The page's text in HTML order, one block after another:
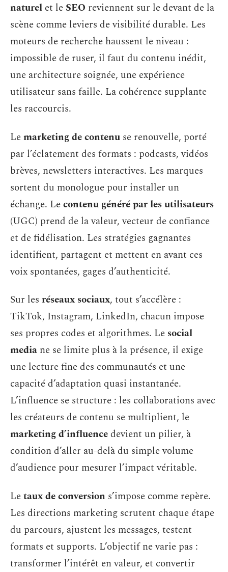
naturel et le SEO reviennent sur le devant de la
scène comme leviers de visibilité durable. Les
moteurs de recherche haussent le niveau :
impossible de ruser, il faut du contenu inédit,
une architecture soignée, une expérience
utilisateur sans faille. La cohérence supplante
les raccourcis.
Lemarketing de contenu se renouvelle, porté
par l’éclatement des formats : podcasts, vidéos
brèves, newsletters interactives. Les marques
sortent du monologue pour installer un
échange. Lecontenu généré par les utilisateurs
(UGC) prend de la valeur, vecteur de confiance
et de fidélisation. Les stratégies gagnantes
identifient, partagent et mettent en avant ces
voix spontanées, gages d’authenticité.
Sur les réseaux sociaux, tout s’accélère :
TikTok, Instagram, LinkedIn, chacun impose
ses propres codes et algorithmes. Le social
media ne se limite plus à la présence, il exige
une lecture fine des communautés et une
capacité d’adaptation quasi instantanée.
L’influence se structure : les collaborations avec
les créateurs de contenu se multiplient, le
marketing d’influencedevient un pilier, à
condition d’aller au-delà du simple volume
d’audience pour mesurer l’impact véritable.
Letaux de conversion s’impose comme repère.
Les directions marketing scrutent chaque étape
du parcours, ajustent les messages, testent
formats et supports. L’objectif ne varie pas :
transformer l’intérêt en valeur, et convertir